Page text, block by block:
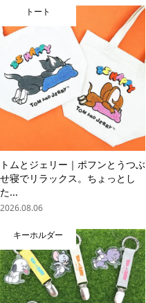
トート
トムとジェリー｜ポフンとうつぶ
せ寝でリラックス。ちょっとし
た...
2026.08.06
キーホルダー